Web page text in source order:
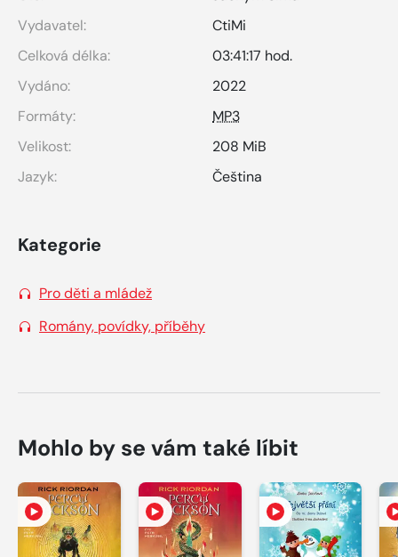
Vydavatel:
CtiMi
Celková délka:
03:41:17 hod.
Vydáno:
2022
Formáty:
MP3
Velikost:
208 MiB
Jazyk:
Čeština
Kategorie
Pro děti a mládež
Romány, povídky, příběhy
Mohlo by se vám také líbit